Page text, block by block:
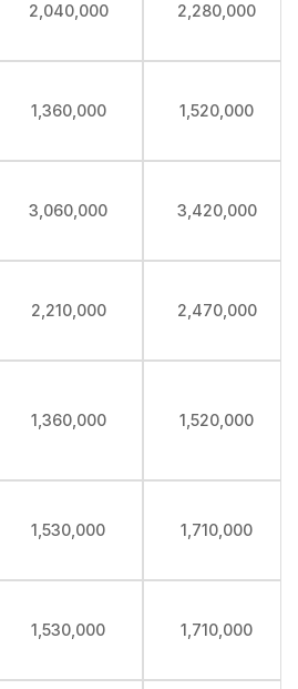
2,040,000 2,280,000
1,360,000 1,520,000
3,060,000 3,420,000
2,210,000 2,470,000
1,360,000 1,520,000
1,530,000 1,710,000
1,530,000 1,710,000